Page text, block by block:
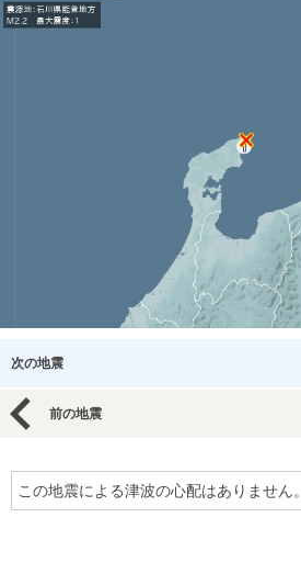
次の地震
前の地震
この地震による津波の心配はありません。